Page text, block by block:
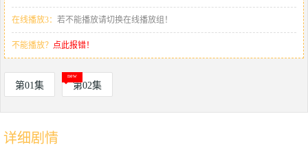
在线播放3： 若不能播放请切换在线播放组！
不能播放？ 点此报错！
第01集 第02集
详细剧情